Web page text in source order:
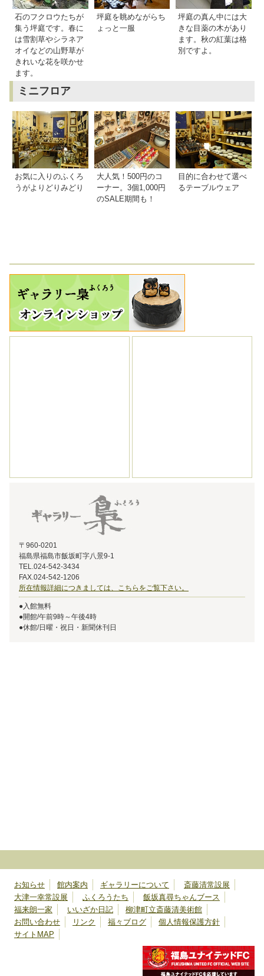
石のフクロウたちが
集う坪庭です。春に
は雪割草やシラネア
オイなどの山野草が
きれいな花を咲かせ
ます。
坪庭を眺めながらち
ょっと一服
坪庭の真ん中には大
きな目薬の木があり
ます。秋の紅葉は格
別ですよ。
ミニフロア
お気に入りのふくろ
うがよりどりみどり
大人気！500円のコ
ーナー。3個1,000円
のSALE期間も！
目的に合わせて選べ
るテーブルウェア
〒960-0201
福島県福島市飯坂町字八景9-1
TEL.024-542-3434
FAX.024-542-1206
所在情報詳細につきましては、こちらをご覧下さい。
●入館無料
●開館/午前9時～午後4時
●休館/日曜・祝日・新聞休刊日
お知らせ 館内案内 ギャラリーについて
斎藤清常設展
大津一幸常設展
ふくろうたち
飯坂真尋ちゃんブース
福来朗一家
いいざか日記
柳津町立斎藤清美術館
お問い合わせ
リンク 福々ブログ
個人情報保護方針
サイトMAP